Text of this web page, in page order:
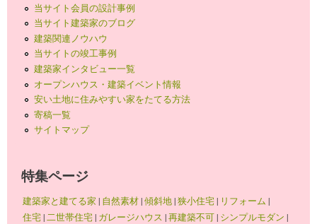
当サイト会員の設計事例
当サイト建築家のブログ
建築関連ノウハウ
当サイトの竣工事例
建築家インタビュー一覧
オープンハウス・建築イベント情報
安い土地に住みやすい家をたてる方法
寄稿一覧
サイトマップ
特集ページ
建築家と建てる家 | 自然素材|傾斜地|狭小住宅| リフォーム |
住宅|二世帯住宅| ガレージハウス |再建築不可| シンプルモダン |